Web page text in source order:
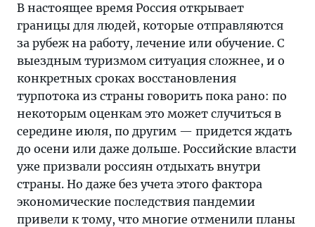
В настоящее время Россия открывает
границы для людей, которые отправляются
за рубеж на работу, лечение или обучение. С
выездным туризмом ситуация сложнее, и о
конкретных сроках восстановления
турпотока из страны говорить пока рано: по
некоторым оценкам это может случиться в
середине июля, по другим — придется ждать
до осени или даже дольше. Российские власти
уже призвали россиян отдыхать внутри
страны. Но даже без учета этого фактора
экономические последствия пандемии
привели к тому, что многие отменили планы